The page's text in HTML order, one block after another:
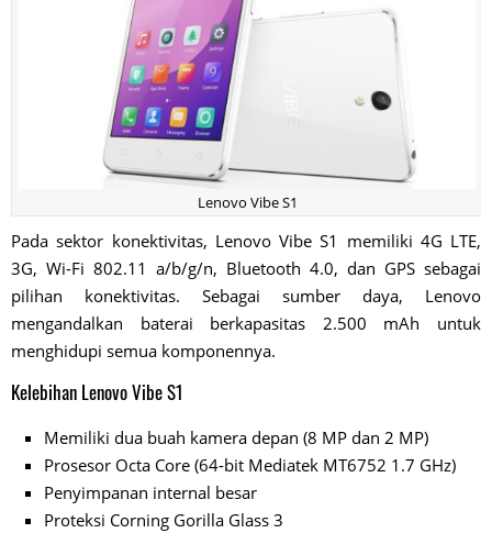
Lenovo Vibe S1
Pada sektor konektivitas, Lenovo Vibe S1 memiliki 4G LTE,
3G, Wi-Fi 802.11 a/b/g/n, Bluetooth 4.0, dan GPS sebagai
pilihan konektivitas. Sebagai sumber daya, Lenovo
mengandalkan baterai berkapasitas 2.500 mAh untuk
menghidupi semua komponennya.
Kelebihan Lenovo Vibe S1
Memiliki dua buah kamera depan (8 MP dan 2 MP)
Prosesor Octa Core (64-bit Mediatek MT6752 1.7 GHz)
Penyimpanan internal besar
Proteksi Corning Gorilla Glass 3